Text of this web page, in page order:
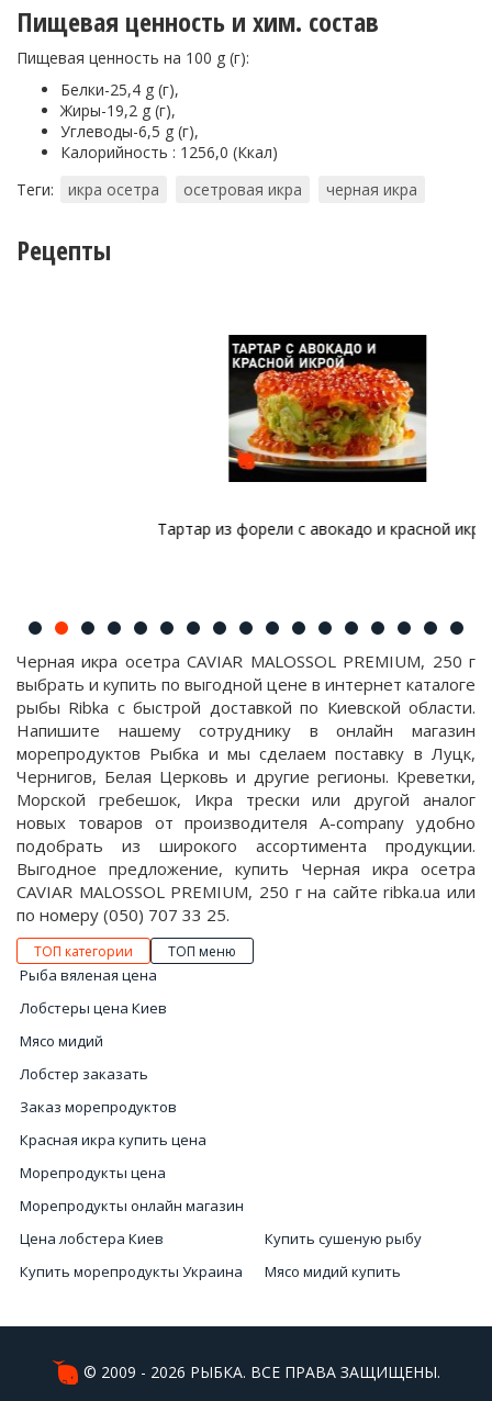
Пищевая ценность и хим. состав
Пищевая ценность на 100 g (г):
Белки-25,4 g (г),
Жиры-19,2 g (г),
Углеводы-6,5 g (г),
Калорийность : 1256,0 (Ккал)
Теги:
икра осетра осетровая икра черная икра
Рецепты
Тартар из форели с авокадо и красной икрой
Черная икра осетра CAVIAR MALOSSOL PREMIUM, 250 г
выбрать и купить по выгодной цене в интернет каталоге
рыбы Ribka с быстрой доставкой по Киевской области.
Напишите нашему сотруднику в онлайн магазин
морепродуктов Рыбка и мы сделаем поставку в Луцк,
Чернигов, Белая Церковь и другие регионы. Креветки,
Морской гребешок, Икра трески или другой аналог
новых товаров от производителя A-company удобно
подобрать из широкого ассортимента продукции.
Выгодное предложение, купить Черная икра осетра
CAVIAR MALOSSOL PREMIUM, 250 г на сайте ribka.ua или
по номеру (050) 707 33 25.
ТОП категории ТОП меню
Рыба вяленая цена
Лобстеры цена Киев
Мясо мидий
Лобстер заказать
Заказ морепродуктов
Красная икра купить цена
Морепродукты цена
Морепродукты онлайн магазин
Цена лобстера Киев
Купить морепродукты Украина
Рыба купить
Купить сушеную рыбу
Мясо мидий купить
Кальмары стоимость
© 2009 - 2026 РЫБКА. ВСЕ ПРАВА ЗАЩИЩЕНЫ.